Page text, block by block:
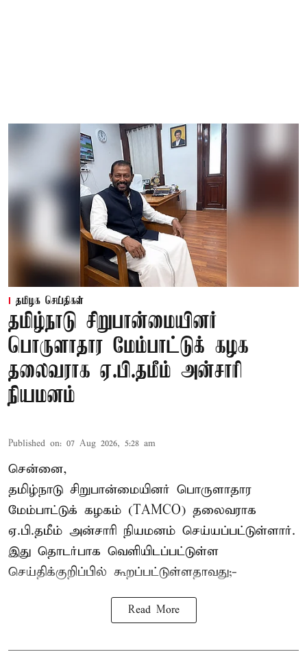
தமிழக செய்திகள்
தமிழ்நாடு சிறுபான்மையினர்
பொருளாதார மேம்பாட்டுக் கழக
தலைவராக ஏ.பி.தமீம் அன்சாரி
நியமனம்
Published on: 07 Aug 2026, 5:28 am
சென்னை,
தமிழ்நாடு சிறுபான்மையினர் பொருளாதார
மேம்பாட்டுக் கழகம் (TAMCO) தலைவராக
ஏ.பி.தமீம் அன்சாரி நியமனம் செய்யப்பட்டுள்ளார்.
இது தொடர்பாக வெளியிடப்பட்டுள்ள
செய்திக்குறிப்பில் கூறப்பட்டுள்ளதாவது;-
Read More